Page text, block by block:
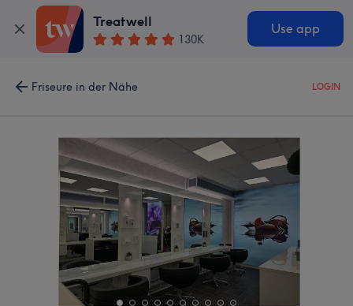
Treatwell
130K
Use app
Friseure in der Nähe LOGIN